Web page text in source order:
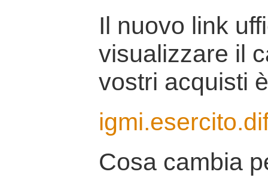
Il nuovo link
visualizzare il
vostri acquisti
Cosa cambia